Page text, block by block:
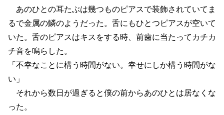
あのひとの耳たぶは幾つものピアスで装飾されていてま
るで金属の鱗のようだった。舌にもひとつピアスが空いて
いた。舌のピアスはキスをする時、前歯に当たってカチカ
チ音を鳴らした。
「不幸なことに構う時間がない。幸せにしか構う時間がな
い」
それから数日が過ぎると僕の前からあのひとは居なくな
った。